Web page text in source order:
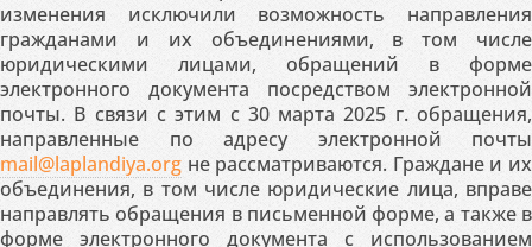
изменения исключили возможность направления
гражданами и их объединениями, в том числе
юридическими лицами, обращений в форме
электронного документа посредством электронной
почты. В связи с этим с 30 марта 2025 г. обращения,
направленные по адресу электронной почты
mail@laplandiya.org не рассматриваются. Граждане и их
объединения, в том числе юридические лица, вправе
направлять обращения в письменной форме, а также в
форме электронного документа с использованием